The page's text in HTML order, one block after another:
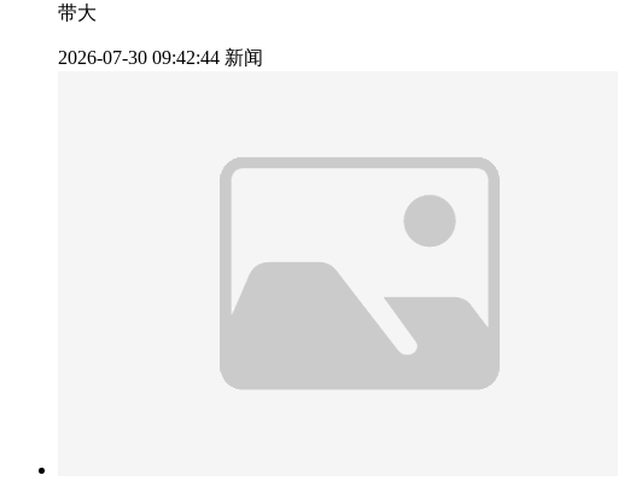
带大
2026-07-30 09:42:44 新闻